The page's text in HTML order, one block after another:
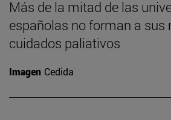
Más de la mitad de las
españolas no forman a sus
cuidados paliativos
Imagen Cedida